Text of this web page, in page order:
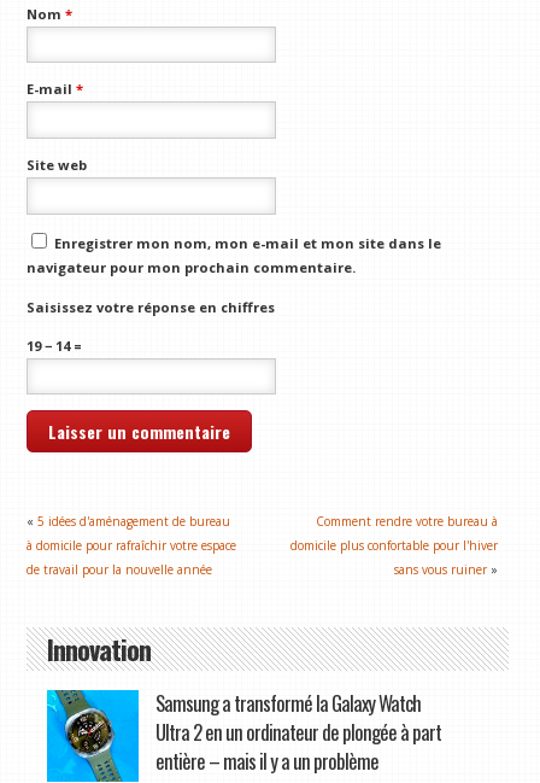
Nom*
E-mail*
Site web
Enregistrer mon nom, mon e-mail et mon site dans le
navigateur pour mon prochain commentaire.
Saisissez votre réponse en chiffres
19 − 14 =
«5 idées d'aménagement de bureau
à domicile pour rafraîchir votre espace
de travail pour la nouvelle année
Comment rendre votre bureau à
domicile plus confortable pour l'hiver
sans vous ruiner »
Innovation
Samsung a transformé la Galaxy Watch
Ultra 2 en un ordinateur de plongée à part
entière – mais il y a un problème